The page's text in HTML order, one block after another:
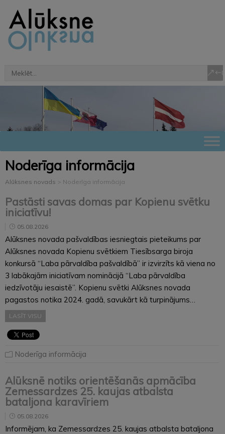
Noderīga informācija
Alūksnes novads > Noderīga informācija
Pastāsti savas domas par Kopienu svētku
iniciatīvu!
05.08.2026
Alūksnes novada pašvaldības iesniegtais pieteikums par
Alūksnes novada Kopienu svētkiem Tiesībsarga biroja
konkursā “Laba pārvaldība pašvaldībā” ir izvirzīts kā viena no
3 labākajām iniciatīvam nominācijā “Laba pārvaldība
iedzīvotāju iesaistē”. Kopienu svētki Alūksnes novada
pagastos notika 2024. gadā, savukārt kā turpinājums…
LASĪT VISU
Noderīga informācija
Alūksnē notiks orientēšanās apmācība
Zemessardzes 25. kaujas atbalsta
bataljona karavīriem
05.08.2026
Informējam, ka Zemessardzes 25. kaujas atbalsta bataljona